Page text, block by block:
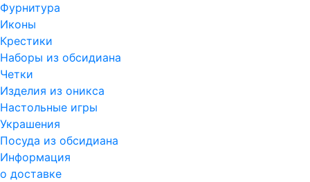
Фурнитура
Иконы
Крестики
Наборы из обсидиана
Четки
Изделия из оникса
Настольные игры
Украшения
Посуда из обсидиана
Информация
о доставке